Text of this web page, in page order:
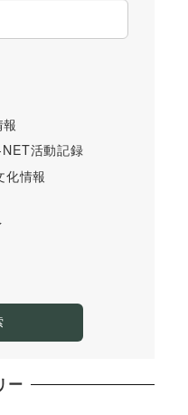
活動記録
化情報
ー